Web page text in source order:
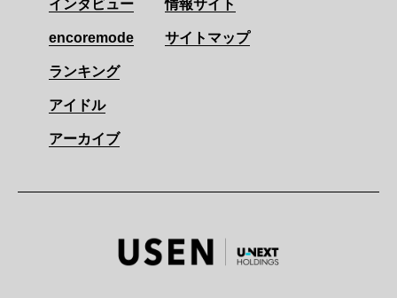
インタビュー
encoremode
ランキング
アイドル
アーカイブ
情報サイト
サイトマップ